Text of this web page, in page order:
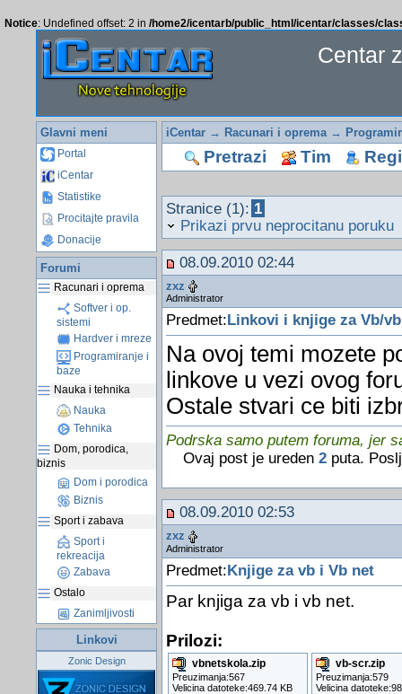
Notice: Undefined offset: 2 in /home2/icentarb/public_html/icentar/classes/
Centar
Glavni meni
Portal
iCentar
Statistike
Procitajte pravila
Donacije
Forumi
Racunari i oprema
Softver i op.
sistemi
Hardver i mreze
Programiranje i
baze
Nauka i tehnika
Nauka
Tehnika
Dom, porodica,
biznis
Dom i porodica
Biznis
Sport i zabava
Sport i
rekreacija
Zabava
Ostalo
Zanimljivosti
Linkovi
Zonic Design
iCentar→ Racunari i oprema→
Pretrazi Tim
Stranice (1): 1
Prikazi prvu neprocitanu poruku
08.09.2010 02:44
zxz
Administrator
Predmet: Linkovi i knjige za Vb/
Na ovoj temi mozete
linkove u vezi ovog
Ostale stvari ce biti
Podrska samo putem foruma, jer
Ovaj post je ureden 2puta.
08.09.2010 02:53
zxz
Administrator
Predmet:Knjige za vb i Vb net
Par knjiga za vb i vb net.
Prilozi:
vbnetskola.zip
Preuzimanja:567
Velicina datoteke:469.74 KB
vb-scr.zip
Preuzimanja:579
Velicina